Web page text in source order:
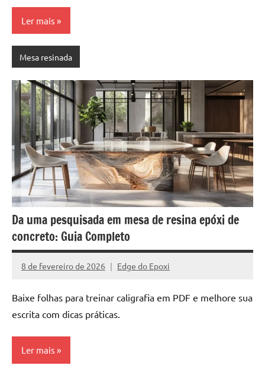
Ler mais
Mesa resinada
Da uma pesquisada em mesa de resina epóxi de
concreto: Guia Completo
8 de fevereiro de 2026 Edge do Epoxi
Nenhum
Baixe folhas para treinar caligrafia em PDF e melhore sua
escrita com dicas práticas.
Ler mais